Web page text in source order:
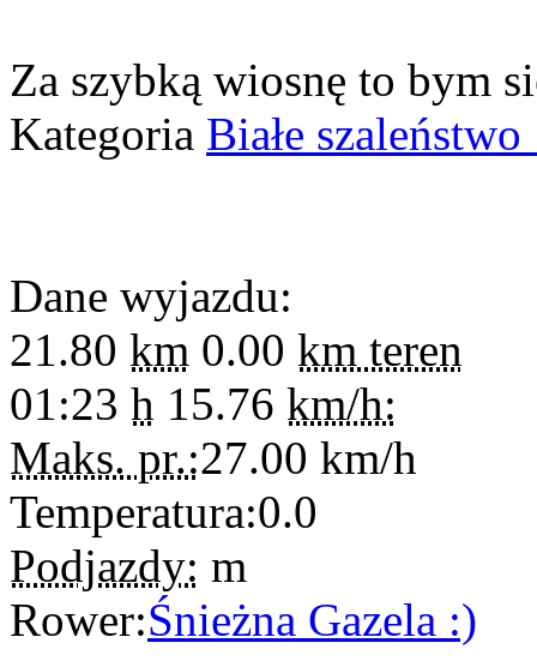
Za szybką wiosnę to bym
Kategoria Białe szaleństwo
Dane wyjazdu:
21.80 km 0.00 km teren
01:23 h 15.76 km/h:
Maks. pr.:27.00 km/h
Temperatura:0.0
Podjazdy: m
Rower:Śnieżna Gazela :)